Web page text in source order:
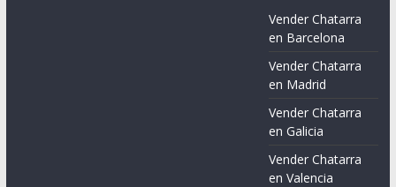
Vender Chatarra
en Barcelona
Vender Chatarra
en Madrid
Vender Chatarra
en Galicia
Vender Chatarra
en Valencia